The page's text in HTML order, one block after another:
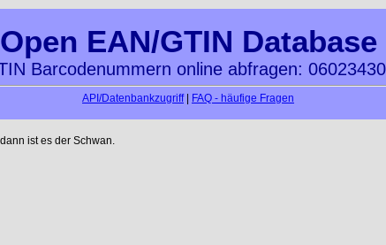
Open EAN/GTIN Database
Barcodenummern online abfragen:
API/Datenbankzugriff| FAQ - häufige Fragen
ist es der Schwan.